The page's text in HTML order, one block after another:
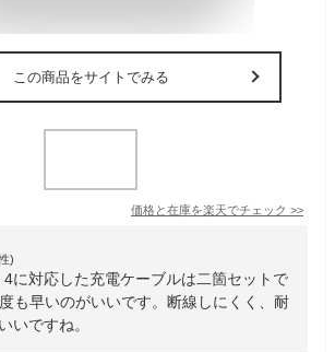
この商品をサイトでみる
価格と在庫を楽天でチェック >>
)
4に対応した充電ケーブルは二箇セットで
度も早いのがいいです。断線しにくく、耐
いですね。